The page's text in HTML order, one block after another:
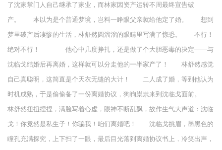
了沈家掌门人自己继承了家业，而林家因资产运转不周最终宣告破
产。 本以为是个普通梦境，岂料一睁眼父亲就给他定了婚。 想到
梦里破产后凄惨的生活，林舒然圆溜溜的眼睛里写满了惊恐。 不行！
绝对不行！ 他心中几度挣扎，还是做了个大胆恶毒的决定——与
沈临戈结婚后再离婚，这样就可以分走他的一半家产了！ 林舒然感觉
自己真聪明，这简直是个天衣无缝的大计！ 二人成了婚，等到他认为
时机成熟，于是偷偷备了一份离婚协议，狗狗祟祟来到沈临戈面前。
林舒然扭扭捏捏，满脸写着心虚，眼神不断乱飘，故作生气大声道：沈临
戈！你竟然是私生子！你骗我！咱们离婚吧！ 沈临戈挑眉，墨黑色的
瞳孔充满探究，上下扫了一眼，最后目光落到离婚协议书上，冷笑出声，